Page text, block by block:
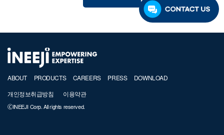
ABOUT PRODUCTS CAREERS PRESS DOWNLOAD
개인정보취급방침 이용약관
ⒸINEEJI Corp. All rights reserved.